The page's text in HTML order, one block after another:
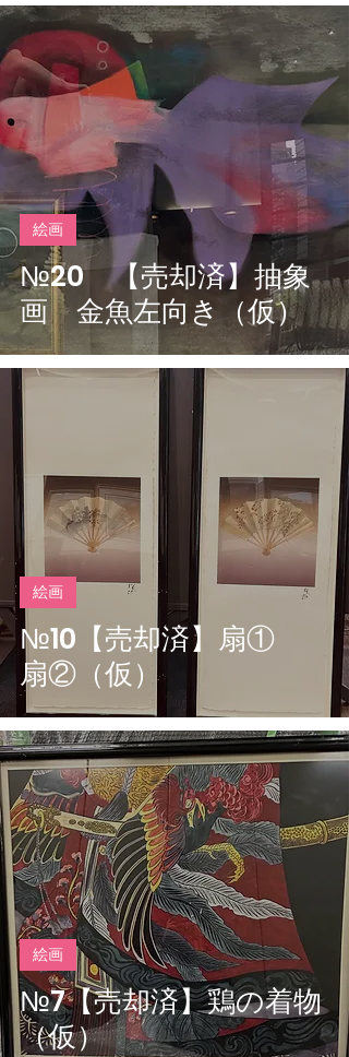
№20 【売却済】抽象
画 金魚左向き（仮）
絵画
№10【売却済】扇①
扇②（仮）
絵画
№7【売却済】鶏の着物
（仮）
絵画